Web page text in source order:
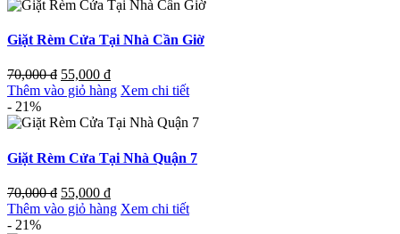
Giặt Rèm Cửa Tại Nhà Cần Giờ
70,000đ 55,000 đ
Thêm vào giỏ hàng Xem chi tiết
- 21%
Giặt Rèm Cửa Tại Nhà Quận 7
70,000đ 55,000 đ
Thêm vào giỏ hàng Xem chi tiết
- 21%